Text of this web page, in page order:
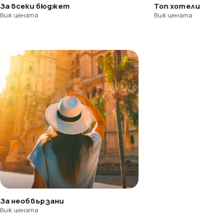
За всеки бюджет
Виж цената
Топ хотели
Виж цената
За необвързани
Виж цената